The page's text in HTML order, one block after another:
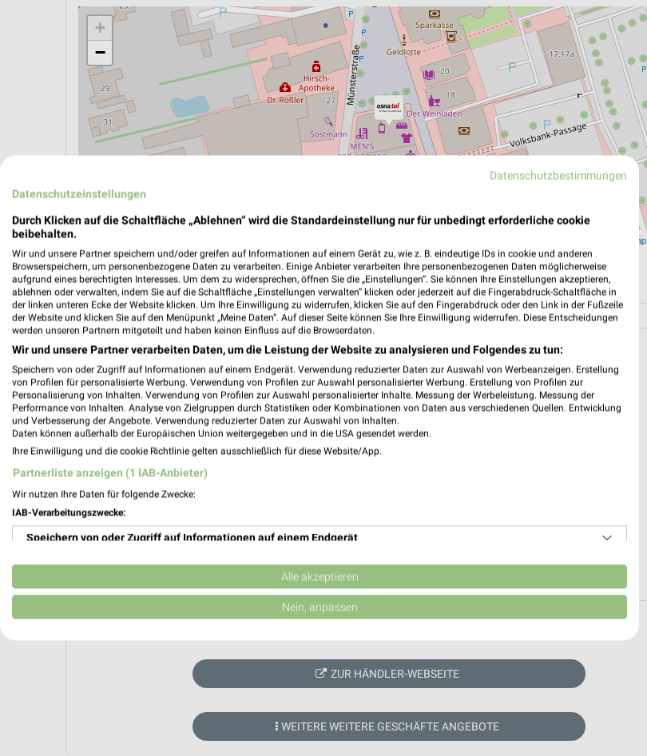
+
−
OpenStreetMap
ÖPNV ANZEIGEN LADESÄULEN ANZEIGEN NAVIGATION MIT GOOGLE/IOS MAPS
ZUR HÄNDLER-WEBSEITE
WEITERE WEITERE GESCHÄFTE ANGEBOTE
Datenschutzbestimmungen
Datenschutzeinstellungen
Durch Klicken auf die Schaltfläche „Ablehnen“ wird die Standardeinstellung nur für unbedingt erforderliche cookie
beibehalten.
Wir und unsere Partner speichern und/oder greifen auf Informationen auf einem Gerät zu, wie z. B. eindeutige IDs in cookie und anderen
Browserspeichern, um personenbezogene Daten zu verarbeiten. Einige Anbieter verarbeiten Ihre personenbezogenen Daten möglicherweise
aufgrund eines berechtigten Interesses. Um dem zu widersprechen, öffnen Sie die „Einstellungen“. Sie können Ihre Einstellungen akzeptieren,
ablehnen oder verwalten, indem Sie auf die Schaltfläche „Einstellungen verwalten“ klicken oder jederzeit auf die Fingerabdruck-Schaltfläche in
der linken unteren Ecke der Website klicken. Um Ihre Einwilligung zu widerrufen, klicken Sie auf den Fingerabdruck oder den Link in der Fußzeile
der Website und klicken Sie auf den Menüpunkt „Meine Daten“. Auf dieser Seite können Sie Ihre Einwilligung widerrufen. Diese Entscheidungen
werden unseren Partnern mitgeteilt und haben keinen Einfluss auf die Browserdaten.
Wir und unsere Partner verarbeiten Daten, um die Leistung der Website zu analysieren und Folgendes zu tun:
Speichern von oder Zugriff auf Informationen auf einem Endgerät. Verwendung reduzierter Daten zur Auswahl von Werbeanzeigen. Erstellung
von Profilen für personalisierte Werbung. Verwendung von Profilen zur Auswahl personalisierter Werbung. Erstellung von Profilen zur
Personalisierung von Inhalten. Verwendung von Profilen zur Auswahl personalisierter Inhalte. Messung der Werbeleistung. Messung der
Performance von Inhalten. Analyse von Zielgruppen durch Statistiken oder Kombinationen von Daten aus verschiedenen Quellen. Entwicklung
und Verbesserung der Angebote. Verwendung reduzierter Daten zur Auswahl von Inhalten.
Daten können außerhalb der Europäischen Union weitergegeben und in die USA gesendet werden.
Ihre Einwilligung und die cookie Richtlinie gelten ausschließlich für diese Website/App.
Partnerliste anzeigen (1 IAB-Anbieter)
Wir nutzen Ihre Daten für folgende Zwecke:
IAB-Verarbeitungszwecke:
Speichern von oder Zugriff auf Informationen auf einem Endgerät
Verwendung reduzierter Daten zur Auswahl von Werbeanzeigen
Erstellung von Profilen für personalisierte Werbung
Erstellung von Profilen zur Personalisierung von Inhalten
Alle akzeptieren
Nein, anpassen